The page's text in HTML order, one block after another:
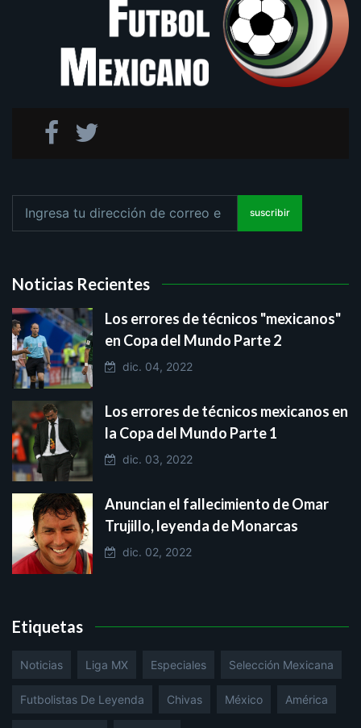
suscribir
Noticias Recientes
Los errores de técnicos "mexicanos"
en Copa del Mundo Parte 2
dic. 04, 2022
Los errores de técnicos mexicanos en
la Copa del Mundo Parte 1
dic. 03, 2022
Anuncian el fallecimiento de Omar
Trujillo, leyenda de Monarcas
dic. 02, 2022
Etiquetas
Noticias Liga MX Especiales Selección Mexicana
Futbolistas De Leyenda Chivas México América